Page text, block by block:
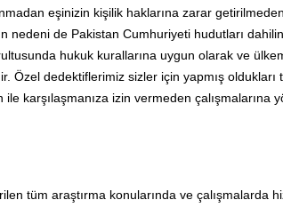
eşinizin kişilik haklarına zarar getirilmeden
nedeni de Pakistan Cumhuriyeti hudutları
hukuk kurallarına uygun olarak ve
dedektiflerimiz sizler için yapmış oldukları
karşılaşmanıza izin vermeden çalışmalarına
tüm araştırma konularında ve çalışmalarda